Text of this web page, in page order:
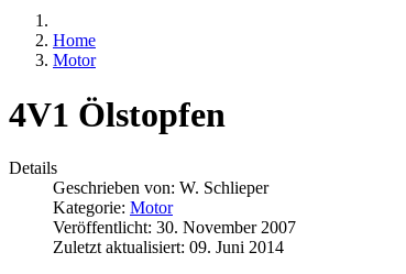
Home
Motor
4V1 Ölstopfen
Details
Geschrieben von: W. Schlieper
Kategorie: Motor
Veröffentlicht: 30. November 2007
Zuletzt aktualisiert: 09. Juni 2014